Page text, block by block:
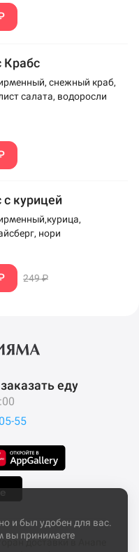
Крабс
снежный краб,
салата, водоросли
с курицей
нори
249 ₽
еду
55
доставки в Анапе
и был удобен для вас.
вы принимаете